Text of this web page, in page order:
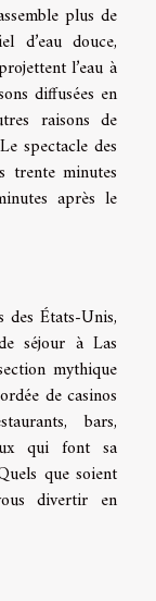
plus de
douce,
l’eau à
diffusées en
raisons de
spectacle des
trente minutes
après le
États-Unis,
séjour à Las
mythique
de casinos
bars,
qui font sa
que soient
divertir en